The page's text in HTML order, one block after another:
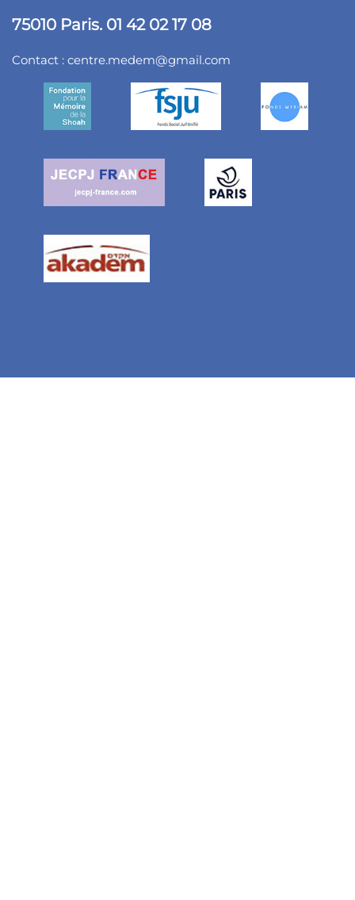
75010 Paris. 01 42 02 17 08
Contact : centre.medem@gmail.com